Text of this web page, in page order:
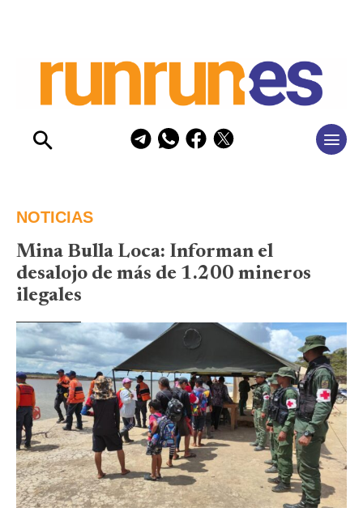
NOTICIAS
Mina Bulla Loca: Informan el
desalojo de más de 1.200 mineros
ilegales